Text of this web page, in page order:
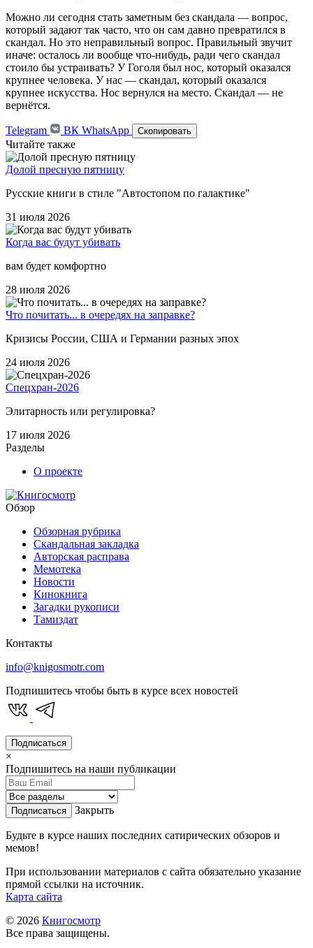
Можно ли сегодня стать заметным без скандала — вопрос,
который задают так часто, что он сам давно превратился в
скандал. Но это неправильный вопрос. Правильный звучит
иначе: осталось ли вообще что-нибудь, ради чего скандал
стоило бы устраивать? У Гоголя был нос, который оказался
крупнее человека. У нас — скандал, который оказался
крупнее искусства. Нос вернулся на место. Скандал — не
вернётся.
Telegram ВК WhatsApp Скопировать
Читайте также
Долой пресную пятницу
Русские книги в стиле "Автостопом по галактике"
31 июля 2026
Когда вас будут убивать
вам будет комфортно
28 июля 2026
Что почитать... в очередях на заправке?
Кризисы России, США и Германии разных эпох
24 июля 2026
Спецхран-2026
Элитарность или регулировка?
17 июля 2026
Разделы
О проекте
Обзор
Обзорная рубрика
Скандальная закладка
Авторская расправа
Мемотека
Новости
Кинокнига
Загадки рукописи
Тамиздат
Контакты
info@knigosmotr.com
Подпишитесь чтобы быть в курсе всех новостей
Подписаться
×
Подпишитесь на наши публикации
Подписаться Закрыть
Будьте в курсе наших последних сатирических обзоров и
мемов!
При использовании материалов с сайта обязательно указание
прямой ссылки на источник.
Карта сайта
© 2026 Книгосмотр
Все права защищены.